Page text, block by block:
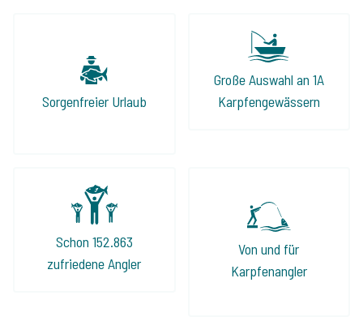
Sorgenfreier Urlaub
Große Auswahl an 1A
Karpfengewässern
Schon 152.863
zufriedene Angler
Von und für
Karpfenangler